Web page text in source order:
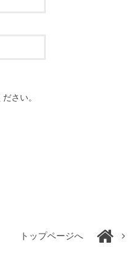
さい。
トップページへ